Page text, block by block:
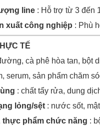
line : Hỗ trợ từ 3 đến
xuất công nghiệp : Phù
TẾ
cà phê hòa tan, bột
serum, sản phẩm chăm
: chất tẩy rửa, dung
lỏng/sệt : nước sốt,
thực phẩm chức năng :